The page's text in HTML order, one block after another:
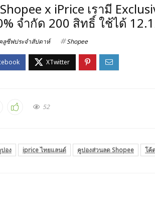
Shopee x iPrice เรามี
จำกัด 200 สิทธิ์ ใช้ได้
ลูซีฟประจำสัปดาห์ Shopee
52
อง iprice ไทยแลนด์ คูปองส่วนลด Shopee โค้